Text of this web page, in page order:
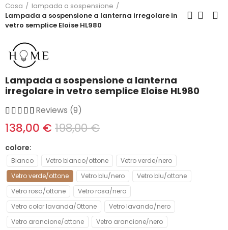
Casa
lampada a sospensione
Lampada a sospensione a lanterna irregolare in
vetro semplice Eloise HL980
Lampada a sospensione a lanterna
irregolare in vetro semplice Eloise HL980
Reviews (9)
138,00 € 198,00 €
colore
Bianco Vetro bianco/ottone
Vetro verde/nero
Vetro verde/ottone
Vetro blu/nero
Vetro blu/ottone
Vetro rosa/ottone
Vetro rosa/nero
Vetro color lavanda/Ottone
Vetro lavanda/nero
Vetro arancione/ottone
Vetro arancione/nero